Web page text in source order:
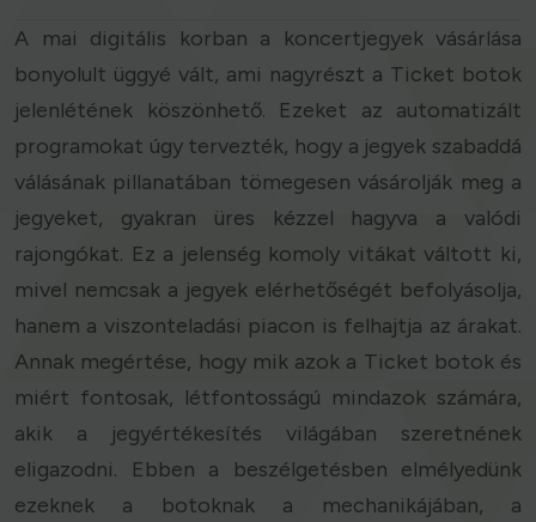
A mai digitális korban a koncertjegyek vásárlása
bonyolult üggyé vált, ami nagyrészt a Ticket botok
jelenlétének köszönhető. Ezeket az automatizált
programokat úgy tervezték, hogy a jegyek szabaddá
válásának pillanatában tömegesen vásárolják meg a
jegyeket, gyakran üres kézzel hagyva a valódi
rajongókat. Ez a jelenség komoly vitákat váltott ki,
mivel nemcsak a jegyek elérhetőségét befolyásolja,
hanem a viszonteladási piacon is felhajtja az árakat.
Annak megértése, hogy mik azok a Ticket botok és
miért fontosak, létfontosságú mindazok számára,
akik a jegyértékesítés világában szeretnének
eligazodni. Ebben a beszélgetésben elmélyedünk
ezeknek a botoknak a mechanikájában, a